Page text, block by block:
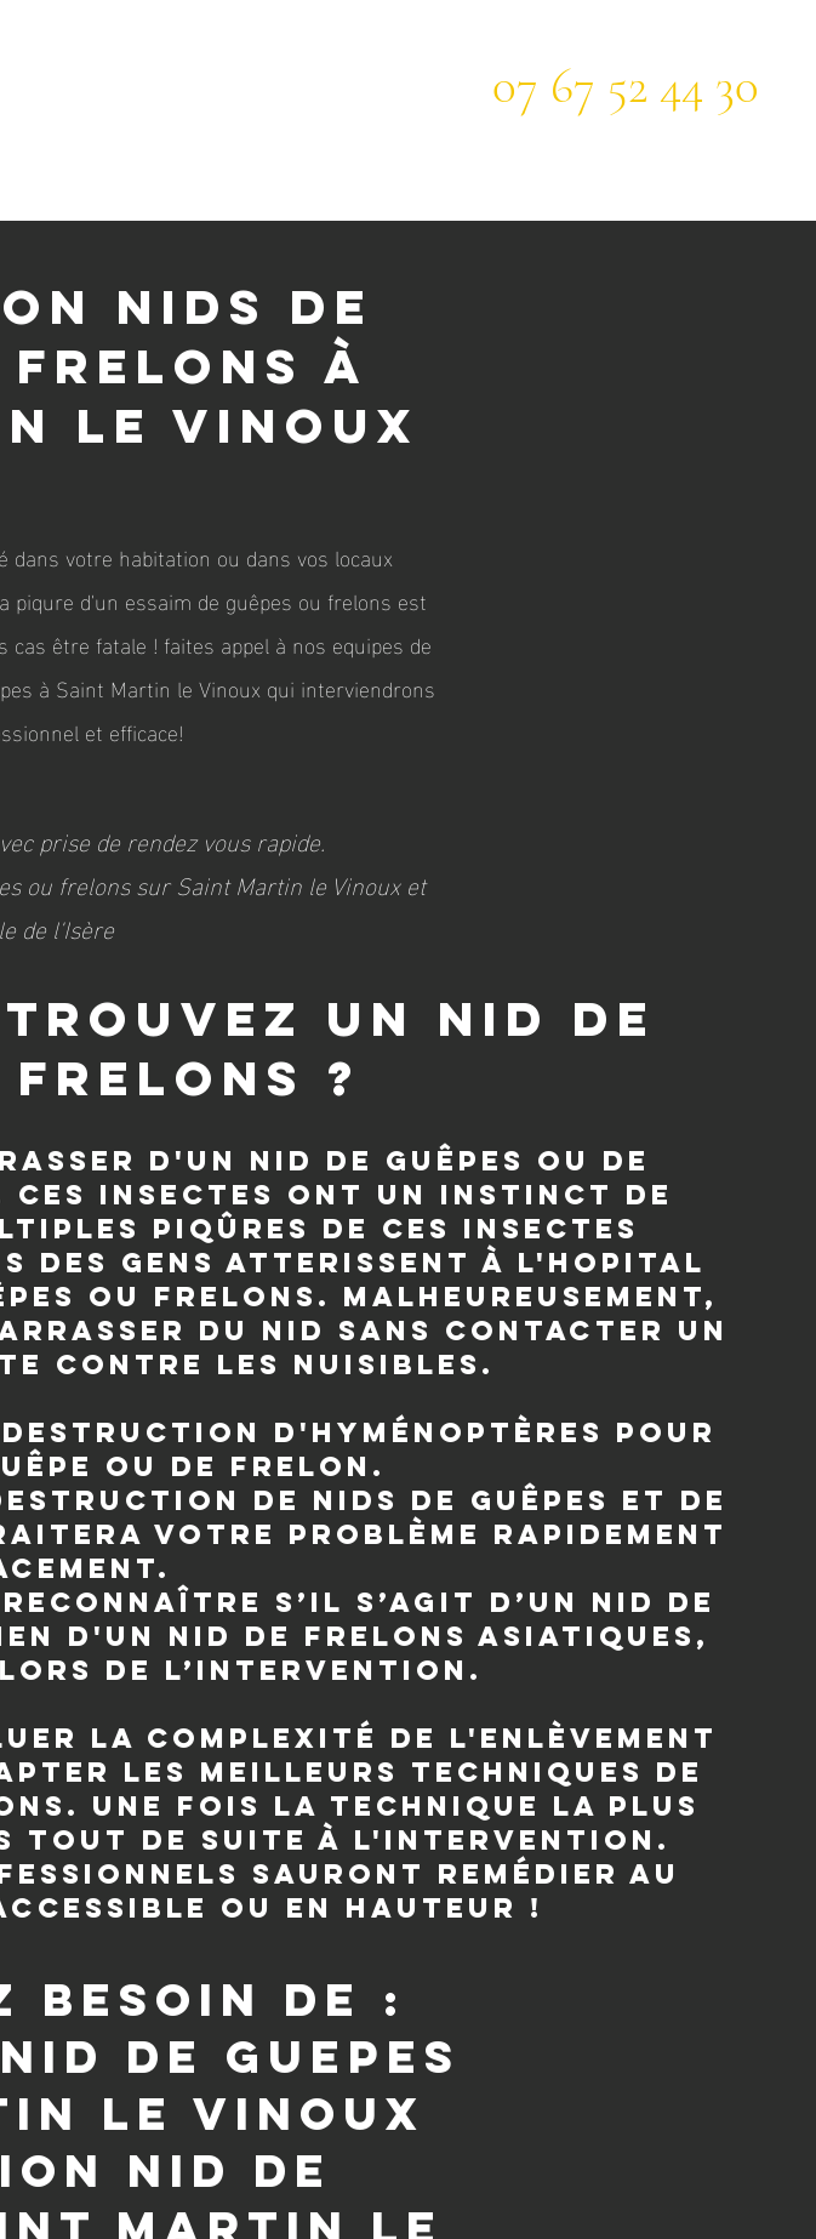
07 67 52 44 30
nids de
frelons à
le Vinoux
votre habitation ou dans vos locaux
piqure d'un essaim de guêpes ou frelons est
être fatale ! faites appel à nos equipes de
à Saint Martin le Vinoux qui interviendrons
et efficace!
prise de rendez vous rapide.
ou frelons sur Saint Martin le Vinoux et
de l'Isère
un nid de
frelons ?
d'un nid de guêpes ou de
insectes ont un instinct de
piqûres de ces insectes
des gens atterissent à l'hopital
ou frelons. Malheureusement,
du nid sans contacter un
contre les nuisibles.
d'hyménoptères pour
ou de frelon.
de nids de guêpes et de
votre problème rapidement
s’il s’agit d’un nid de
d'un nid de frelons asiatiques,
de l’intervention.
la complexité de l'enlèvement
les meilleurs techniques de
Une fois la technique la plus
tout de suite à l'intervention.
sauront remédier au
ou en hauteur !
besoin de :
de guepes
le Vinoux
nid de
Martin le